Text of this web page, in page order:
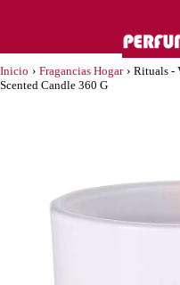
Inicio › Fragancias Hogar › Rituals -
Scented Candle 360 G